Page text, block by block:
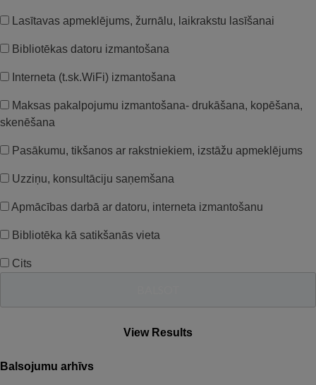
Lasītavas apmeklējums, žurnālu, laikrakstu lasīšanai
Bibliotēkas datoru izmantošana
Interneta (t.sk.WiFi) izmantošana
Maksas pakalpojumu izmantošana- drukāšana, kopēšana,
skenēšana
Pasākumu, tikšanos ar rakstniekiem, izstāžu apmeklējums
Uzziņu, konsultāciju saņemšana
Apmācības darbā ar datoru, interneta izmantošanu
Bibliotēka kā satikšanās vieta
Cits
View Results
Balsojumu arhīvs